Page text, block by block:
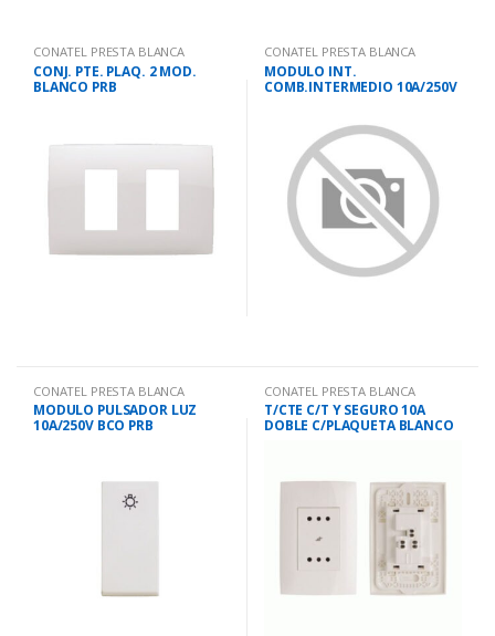
CONATEL PRESTA BLANCA
CONJ. PTE. PLAQ. 2 MOD.
BLANCO PRB
CONATEL PRESTA BLANCA
MODULO INT.
COMB.INTERMEDIO 10A/250V
CONATEL PRESTA BLANCA
MODULO PULSADOR LUZ
10A/250V BCO PRB
CONATEL PRESTA BLANCA
T/CTE C/T Y SEGURO 10A
DOBLE C/PLAQUETA BLANCO